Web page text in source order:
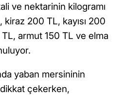
ve nektarinin kilogramı
200 TL, kayısı 200
armut 150 TL ve elma
yaban mersininin
çekerken,